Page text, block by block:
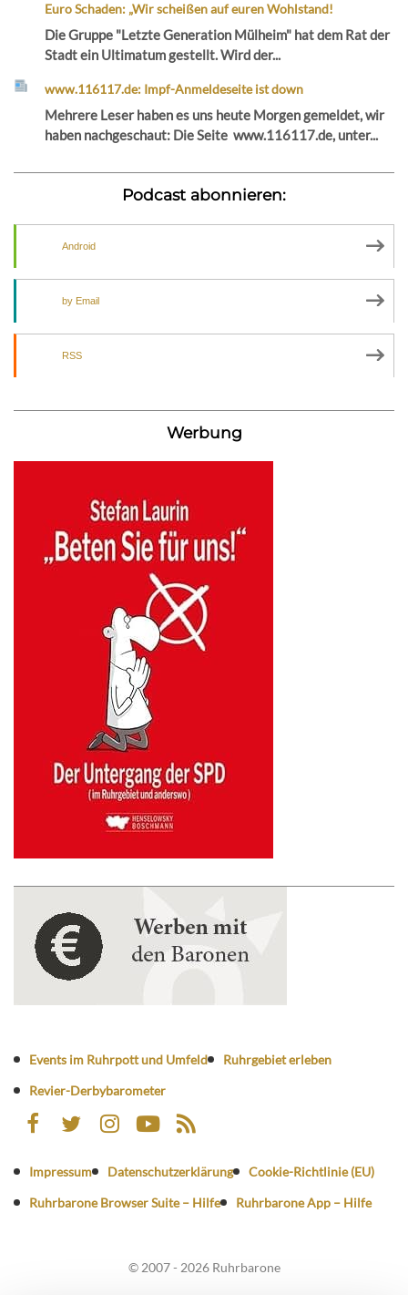
Euro Schaden: „Wir scheißen auf euren Wohlstand!
Die Gruppe "Letzte Generation Mülheim" hat dem Rat der
Stadt ein Ultimatum gestellt. Wird der...
www.116117.de: Impf-Anmeldeseite ist down
Mehrere Leser haben es uns heute Morgen gemeldet, wir
haben nachgeschaut: Die Seite www.116117.de, unter...
Podcast abonnieren:
Android
by Email
RSS
Werbung
Events im Ruhrpott und Umfeld
Ruhrgebiet erleben
Revier-Derbybarometer
Impressum Datenschutzerklärung
Cookie-Richtlinie (EU)
Ruhrbarone Browser Suite – Hilfe
Ruhrbarone App – Hilfe
© 2007 - 2026 Ruhrbarone